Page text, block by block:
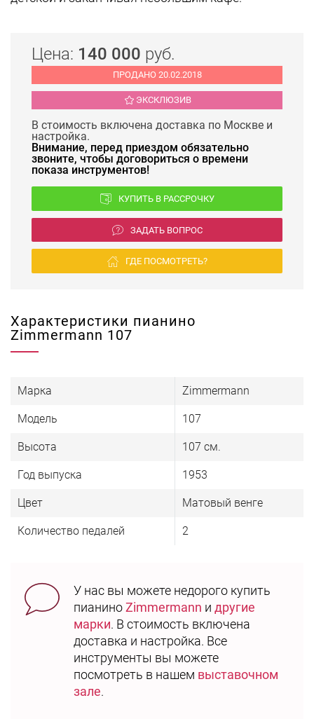
Цена: 140 000 руб.
ПРОДАНО 20.02.2018
ЭКСКЛЮЗИВ
В стоимость включена доставка по Москве и
настройка.
Внимание, перед приездом обязательно
звоните, чтобы договориться о времени
показа инструментов!
КУПИТЬ В РАССРОЧКУ
ЗАДАТЬ ВОПРОС
ГДЕ ПОСМОТРЕТЬ?
Характеристики пианино
Zimmermann 107
Марка Zimmermann
Модель 107
Высота 107 см.
Год выпуска 1953
Цвет Матовый венге
Количество педалей 2
У нас вы можете недорого купить
пианиноZimmermann и другие
марки. В стоимость включена
доставка и настройка. Все
инструменты вы можете
посмотреть в нашем выставочном
зале.